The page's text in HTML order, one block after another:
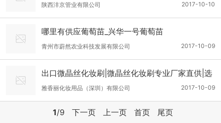
2017-10-10
陕西沣京管业有限公司
哪里有供应葡萄苗_兴华一号葡萄苗
2017-10-09
青州市蔚然农业科技发展有限公司
出口微晶丝化妆刷|微晶丝化妆刷专业厂家直供|选
择深圳雅香丽-高质量的微晶丝化妆刷雅香丽化妆
刷厂家供应
2017-10-09
雅香丽化妆用品（深圳）有限公司
1/9 下一页 上一页 首页 尾页